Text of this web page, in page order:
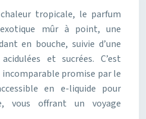
tropicale, le parfum
mûr à point, une
en bouche, suivie d’une
et sucrées. C’est
incomparable promise par le
en e-liquide pour
vous offrant un voyage